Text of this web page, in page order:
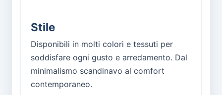
Stile
Disponibili in molti colori e tessuti per
soddisfare ogni gusto e arredamento. Dal
minimalismo scandinavo al comfort
contemporaneo.